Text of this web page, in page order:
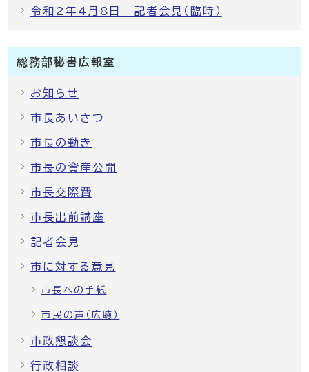
令和2年4月8日 記者会見（臨時）
総務部秘書広報室
お知らせ
市長あいさつ
市長の動き
市長の資産公開
市長交際費
市長出前講座
記者会見
市に対する意見
市長への手紙
市民の声（広聴）
市政懇談会
行政相談